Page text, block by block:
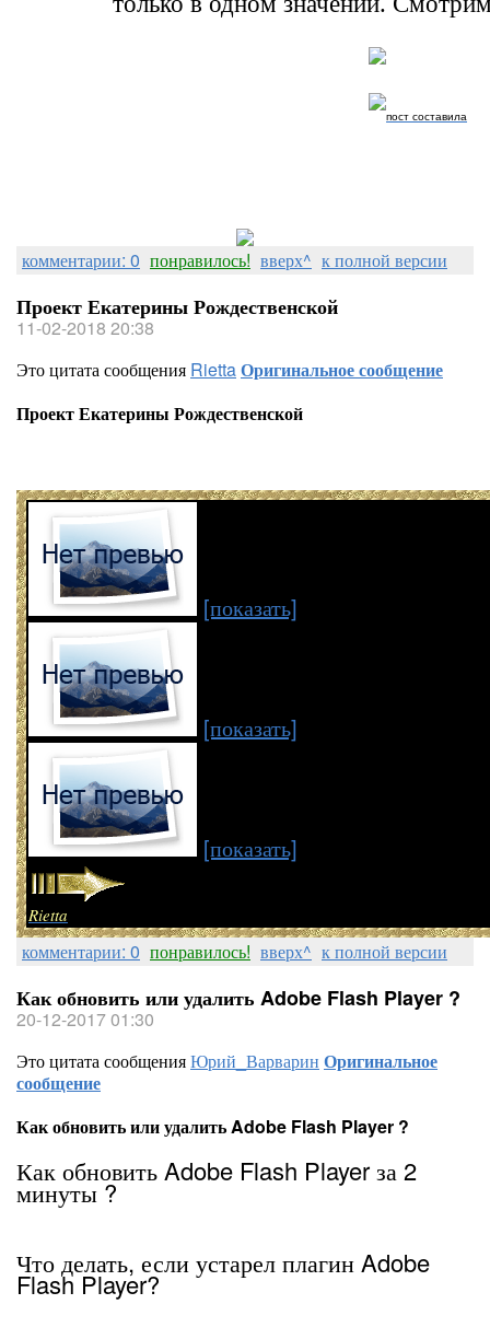
пост составила
комментарии: 0 понравилось! вверх^ к полной версии
Проект Екатерины Рождественской
11-02-2018 20:38
Это цитата сообщения RiettaОригинальное сообщение
Проект Екатерины Рождественской
[показать]
[показать]
[показать]
Rietta
комментарии: 0 понравилось! вверх^ к полной версии
Как обновить или удалить Adobe Flash Player ?
20-12-2017 01:30
Это цитата сообщенияЮрий_Варварин Оригинальное
сообщение
Как обновить или удалить Adobe Flash Player ?
Как обновить Adobe Flash Player за 2
минуты ?
Что делать, если устарел плагин Adobe
Flash Player?